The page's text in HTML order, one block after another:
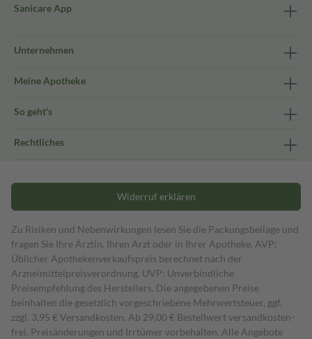
Sanicare App
Unternehmen
Meine Apotheke
So geht's
Rechtliches
Widerruf erklären
Zu Risiken und Nebenwirkungen lesen Sie die Packungsbeilage und
fragen Sie Ihre Ärztin, Ihren Arzt oder in Ihrer Apotheke. AVP:
Üblicher Apothekenverkaufspreis berechnet nach der
Arzneimittelpreisverordnung. UVP: Unverbindliche
Preisempfehlung des Herstellers. Die angegebenen Preise
beinhalten die gesetzlich vorgeschriebene Mehrwertsteuer, ggf.
zzgl. 3,95 € Versandkosten. Ab 29,00 € Bestell­wert versand­kosten­
frei. Preisänderungen und Irrtümer vorbehalten. Alle Angebote